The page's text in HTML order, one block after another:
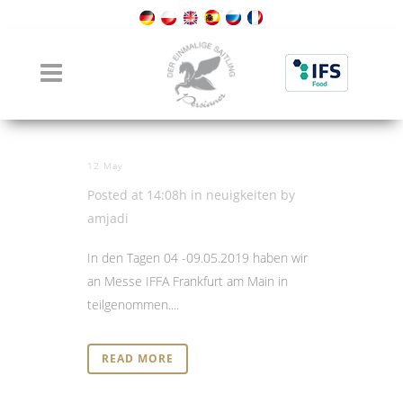
Author: amjadi
12 May
Posted at 14:08h in neuigkeiten by
amjadi
In den Tagen 04 -09.05.2019 haben wir
an Messe IFFA Frankfurt am Main in
teilgenommen....
READ MORE